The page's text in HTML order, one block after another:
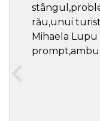
rău,unui
Mihaela